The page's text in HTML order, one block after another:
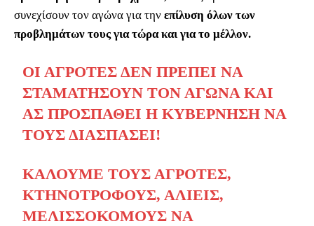
συνεχίσουν τον αγώνα για την επίλυση όλων των
προβλημάτων τους για τώρα και για το μέλλον.
ΟΙ ΑΓΡΌΤΕΣ ΔΕΝ ΠΡΈΠΕΙ ΝΑ
ΣΤΑΜΑΤΉΣΟΥΝ ΤΟΝ ΑΓΏΝΑ ΚΑΙ
ΑΣ ΠΡΟΣΠΑΘΕΊ Η ΚΥΒΈΡΝΗΣΗ ΝΑ
ΤΟΥΣ ΔΙΑΣΠΆΣΕΙ!
ΚΑΛΟΎΜΕ ΤΟΥΣ ΑΓΡΌΤΕΣ,
ΚΤΗΝΟΤΡΌΦΟΥΣ, ΑΛΙΕΊΣ,
ΜΕΛΙΣΣΟΚΌΜΟΥΣ ΝΑ